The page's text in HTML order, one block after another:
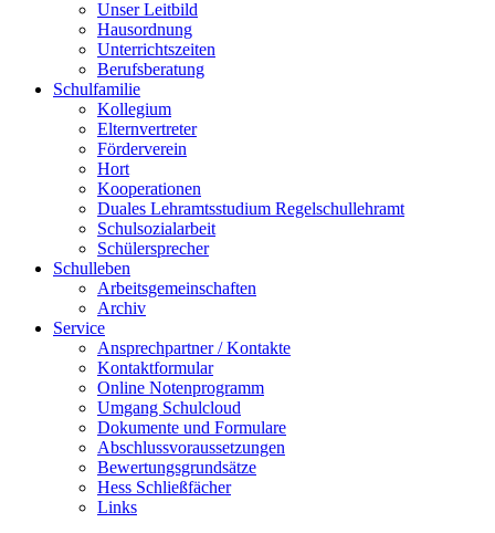
Unser Leitbild
Hausordnung
Unterrichtszeiten
Berufsberatung
Schulfamilie
Kollegium
Elternvertreter
Förderverein
Hort
Kooperationen
Duales Lehramtsstudium Regelschullehramt
Schulsozialarbeit
Schülersprecher
Schulleben
Arbeitsgemeinschaften
Archiv
Service
Ansprechpartner / Kontakte
Kontaktformular
Online Notenprogramm
Umgang Schulcloud
Dokumente und Formulare
Abschlussvoraussetzungen
Bewertungsgrundsätze
Hess Schließfächer
Links